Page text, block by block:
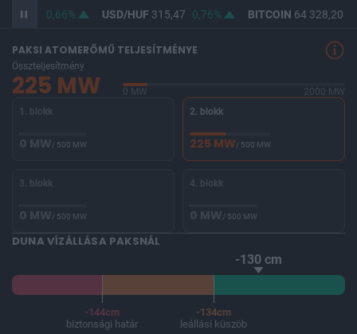
364,10 0,66% USD/HUF315,47 0,76% BITCOIN64 328,20
PAKSI ATOMERŐMŰ TELJESÍTMÉNYE
Összteljesítmény
225 MW 0 MW
2000 MW
1. blokk
0 MW/ 500 MW
2. blokk
225 MW/ 500 MW
3. blokk
0 MW/ 500 MW
4. blokk
0 MW/ 500 MW
DUNA VÍZÁLLÁSA PAKSNÁL
-130 cm
-144cm
biztonsági határ
-134cm
leállási küszöb